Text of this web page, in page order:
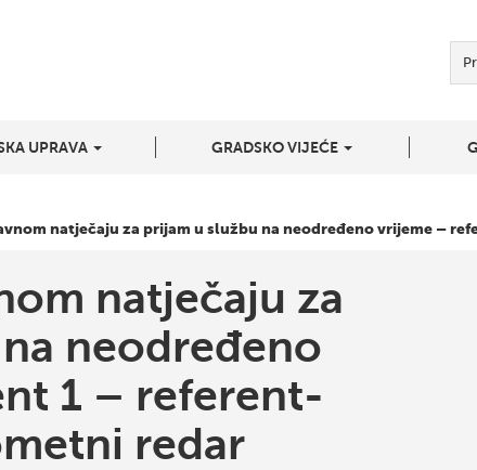
UPRAVA GRADSKO VIJEĆE
natječaju za prijam u službu na neodređeno vrijeme –
natječaju za
neodređeno
1 – referent-
redar